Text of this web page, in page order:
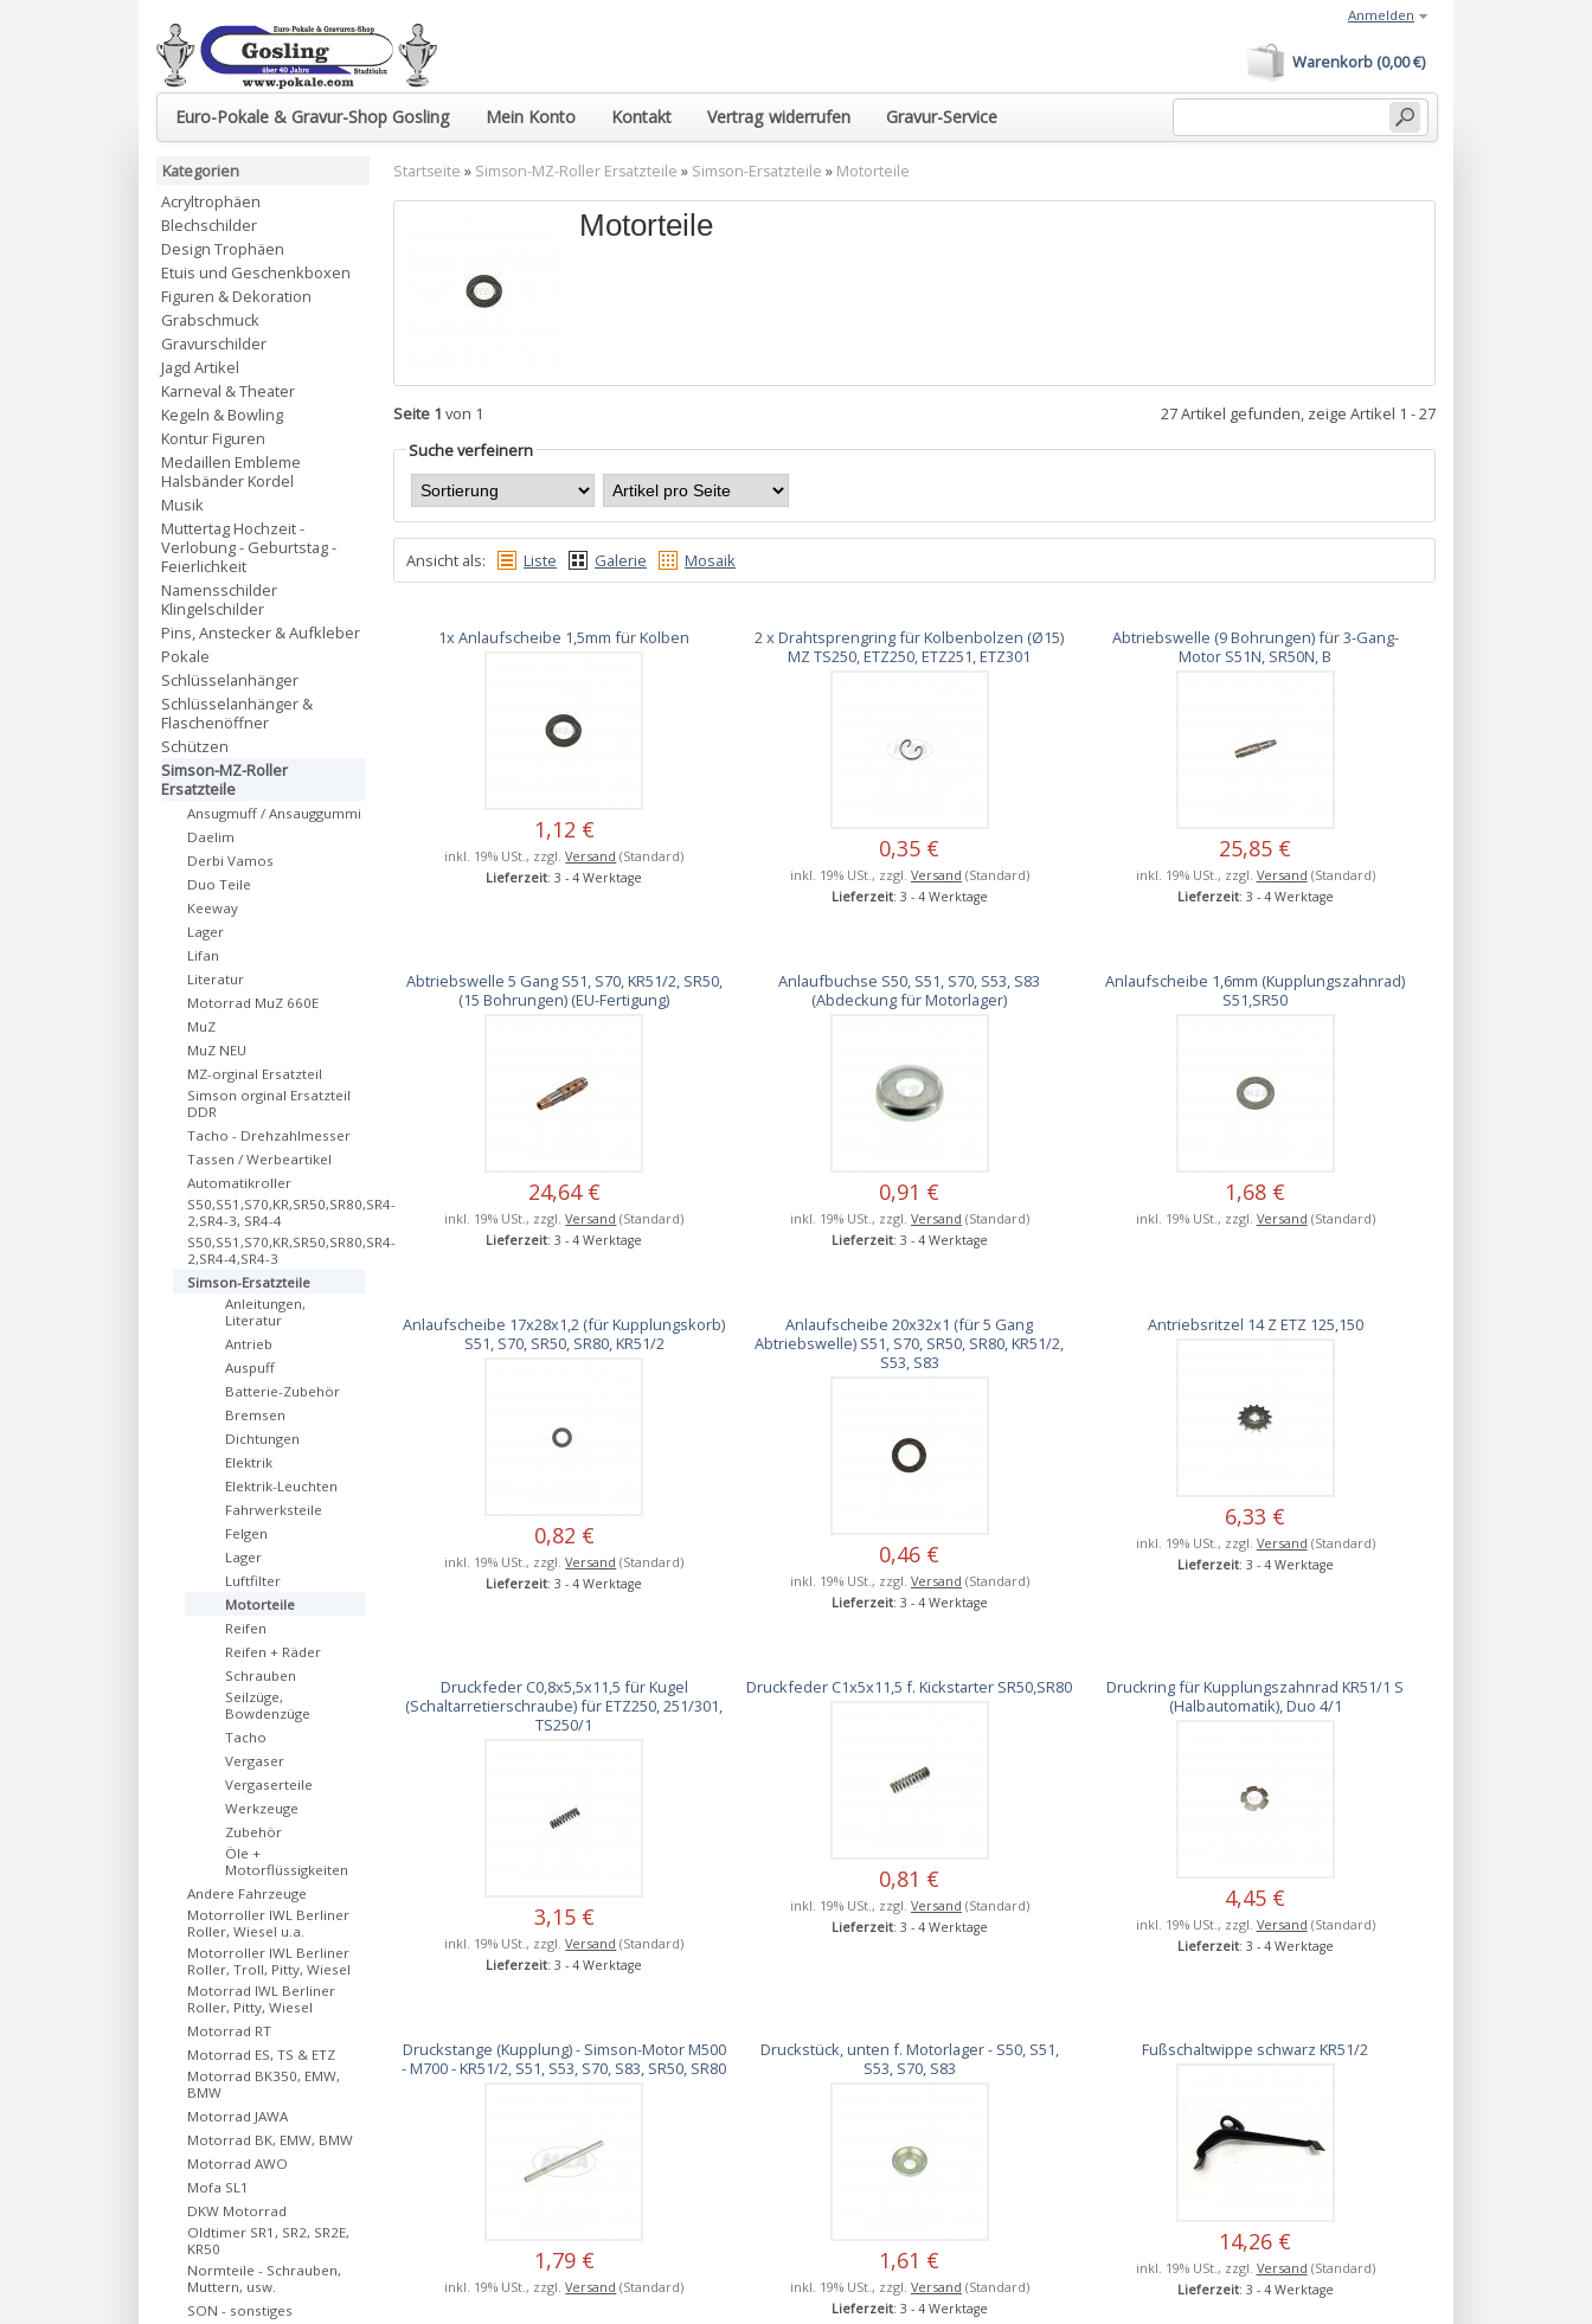
Euro-Pokale & Gravur-Shop Gosling Mein Konto Kontakt Vertrag widerrufen Gravur-Service
Warenkorb (0,00 €)
Anmelden
Startseite » Simson-MZ-Roller Ersatzteile » Simson-Ersatzteile » Motorteile
Motorteile
Seite 1 von 1
27 Artikel gefunden, zeige Artikel 1 - 27
Suche verfeinern
Ansicht als: Liste Galerie Mosaik
1x Anlaufscheibe 1,5mm für Kolben
1,12 €
inkl. 19% USt., zzgl.Versand (Standard)
Lieferzeit: 3 - 4 Werktage
2 x Drahtsprengring für Kolbenbolzen (Ø15)
MZ TS250, ETZ250, ETZ251, ETZ301
0,35 €
inkl. 19% USt., zzgl. Versand (Standard)
Lieferzeit: 3 - 4 Werktage
Abtriebswelle (9 Bohrungen) für 3-Gang-
Motor S51N, SR50N, B
25,85 €
inkl. 19% USt., zzgl. Versand (Standard)
Lieferzeit: 3 - 4 Werktage
Abtriebswelle 5 Gang S51, S70, KR51/2, SR50,
(15 Bohrungen) (EU-Fertigung)
24,64 €
inkl. 19% USt., zzgl.Versand (Standard)
Lieferzeit: 3 - 4 Werktage
Anlaufbuchse S50, S51, S70, S53, S83
(Abdeckung für Motorlager)
0,91 €
inkl. 19% USt., zzgl. Versand (Standard)
Lieferzeit: 3 - 4 Werktage
Anlaufscheibe 1,6mm (Kupplungszahnrad)
S51,SR50
1,68 €
inkl. 19% USt., zzgl. Versand (Standard)
Anlaufscheibe 17x28x1,2 (für Kupplungskorb)
S51, S70, SR50, SR80, KR51/2
0,82 €
inkl. 19% USt., zzgl.Versand (Standard)
Lieferzeit: 3 - 4 Werktage
Anlaufscheibe 20x32x1 (für 5 Gang
Abtriebswelle) S51, S70, SR50, SR80, KR51/2,
S53, S83
0,46 €
inkl. 19% USt., zzgl. Versand (Standard)
Lieferzeit: 3 - 4 Werktage
Antriebsritzel 14 Z ETZ 125,150
6,33 €
inkl. 19% USt., zzgl. Versand (Standard)
Lieferzeit: 3 - 4 Werktage
Druckfeder C0,8x5,5x11,5 für Kugel
(Schaltarretierschraube) für ETZ250, 251/301,
TS250/1
3,15 €
inkl. 19% USt., zzgl.Versand (Standard)
Lieferzeit: 3 - 4 Werktage
Druckfeder C1x5x11,5 f. Kickstarter SR50,SR80
0,81 €
inkl. 19% USt., zzgl. Versand (Standard)
Lieferzeit: 3 - 4 Werktage
Druckring für Kupplungszahnrad KR51/1 S
(Halbautomatik), Duo 4/1
4,45 €
inkl. 19% USt., zzgl. Versand (Standard)
Lieferzeit: 3 - 4 Werktage
Druckstange (Kupplung) - Simson-Motor M500
- M700 - KR51/2, S51, S53, S70, S83, SR50, SR80
1,79 €
inkl. 19% USt., zzgl.Versand (Standard)
Druckstück, unten f. Motorlager - S50, S51,
S53, S70, S83
1,61 €
inkl. 19% USt., zzgl. Versand (Standard)
Lieferzeit: 3 - 4 Werktage
Fußschaltwippe schwarz KR51/2
14,26 €
inkl. 19% USt., zzgl. Versand (Standard)
Lieferzeit: 3 - 4 Werktage
Kategorien
Acryltrophäen
Blechschilder
Design Trophäen
Etuis und Geschenkboxen
Figuren & Dekoration
Grabschmuck
Gravurschilder
Jagd Artikel
Karneval & Theater
Kegeln & Bowling
Kontur Figuren
Medaillen Embleme
Halsbänder Kordel
Musik
Muttertag Hochzeit -
Verlobung - Geburtstag -
Feierlichkeit
Namensschilder
Klingelschilder
Pins, Anstecker & Aufkleber
Pokale
Schlüsselanhänger
Schlüsselanhänger &
Flaschenöffner
Schützen
Simson-MZ-Roller
Ersatzteile
Ansugmuff / Ansauggummi
Daelim
Derbi Vamos
Duo Teile
Keeway
Lager
Lifan
Literatur
Motorrad MuZ 660E
MuZ
MuZ NEU
MZ-orginal Ersatzteil
Simson orginal Ersatzteil
DDR
Tacho - Drehzahlmesser
Tassen / Werbeartikel
Automatikroller
S50,S51,S70,KR,SR50,SR80,SR4-
2,SR4-3, SR4-4
S50,S51,S70,KR,SR50,SR80,SR4-
2,SR4-4,SR4-3
Simson-Ersatzteile
Anleitungen,
Literatur
Antrieb
Auspuff
Batterie-Zubehör
Bremsen
Dichtungen
Elektrik
Elektrik-Leuchten
Fahrwerksteile
Felgen
Lager
Luftfilter
Motorteile
Reifen
Reifen + Räder
Schrauben
Seilzüge,
Bowdenzüge
Tacho
Vergaser
Vergaserteile
Werkzeuge
Zubehör
Öle +
Motorflüssigkeiten
Andere Fahrzeuge
Motorroller IWL Berliner
Roller, Wiesel u.a.
Motorroller IWL Berliner
Roller, Troll, Pitty, Wiesel
Motorrad IWL Berliner
Roller, Pitty, Wiesel
Motorrad RT
Motorrad ES, TS & ETZ
Motorrad BK350, EMW,
BMW
Motorrad JAWA
Motorrad BK, EMW, BMW
Motorrad AWO
Mofa SL1
DKW Motorrad
Oldtimer SR1, SR2, SR2E,
KR50
Normteile - Schrauben,
Muttern, usw.
SON - sonstiges